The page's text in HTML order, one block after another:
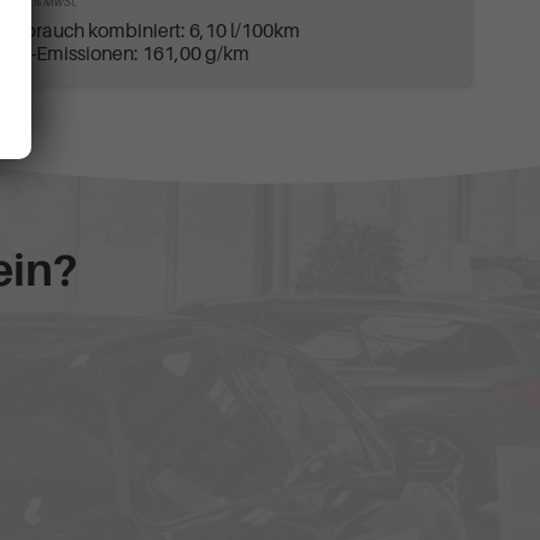
Verbrauch kombiniert: 6,10 l/100km
-Emissionen: 161,00 g/km